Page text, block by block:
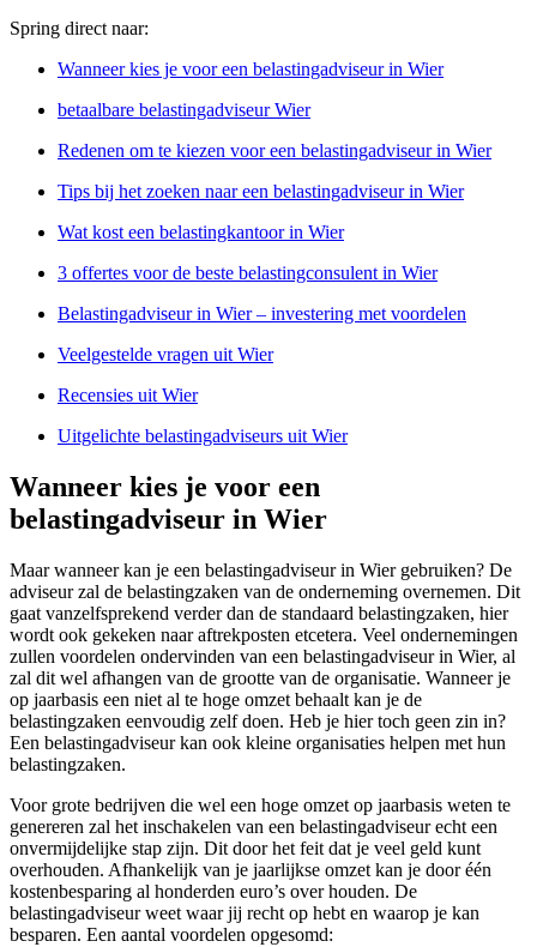
Spring direct naar:
Wanneer kies je voor een belastingadviseur in Wier
betaalbare belastingadviseur Wier
Redenen om te kiezen voor een belastingadviseur in Wier
Tips bij het zoeken naar een belastingadviseur in Wier
Wat kost een belastingkantoor in Wier
3 offertes voor de beste belastingconsulent in Wier
Belastingadviseur in Wier – investering met voordelen
Veelgestelde vragen uit Wier
Recensies uit Wier
Uitgelichte belastingadviseurs uit Wier
Wanneer kies je voor een
belastingadviseur in Wier
Maar wanneer kan je een belastingadviseur in Wier gebruiken? De
adviseur zal de belastingzaken van de onderneming overnemen. Dit
gaat vanzelfsprekend verder dan de standaard belastingzaken, hier
wordt ook gekeken naar aftrekposten etcetera. Veel ondernemingen
zullen voordelen ondervinden van een belastingadviseur in Wier, al
zal dit wel afhangen van de grootte van de organisatie. Wanneer je
op jaarbasis een niet al te hoge omzet behaalt kan je de
belastingzaken eenvoudig zelf doen. Heb je hier toch geen zin in?
Een belastingadviseur kan ook kleine organisaties helpen met hun
belastingzaken.
Voor grote bedrijven die wel een hoge omzet op jaarbasis weten te
genereren zal het inschakelen van een belastingadviseur echt een
onvermijdelijke stap zijn. Dit door het feit dat je veel geld kunt
overhouden. Afhankelijk van je jaarlijkse omzet kan je door één
kostenbesparing al honderden euro’s over houden. De
belastingadviseur weet waar jij recht op hebt en waarop je kan
besparen. Een aantal voordelen opgesomd: